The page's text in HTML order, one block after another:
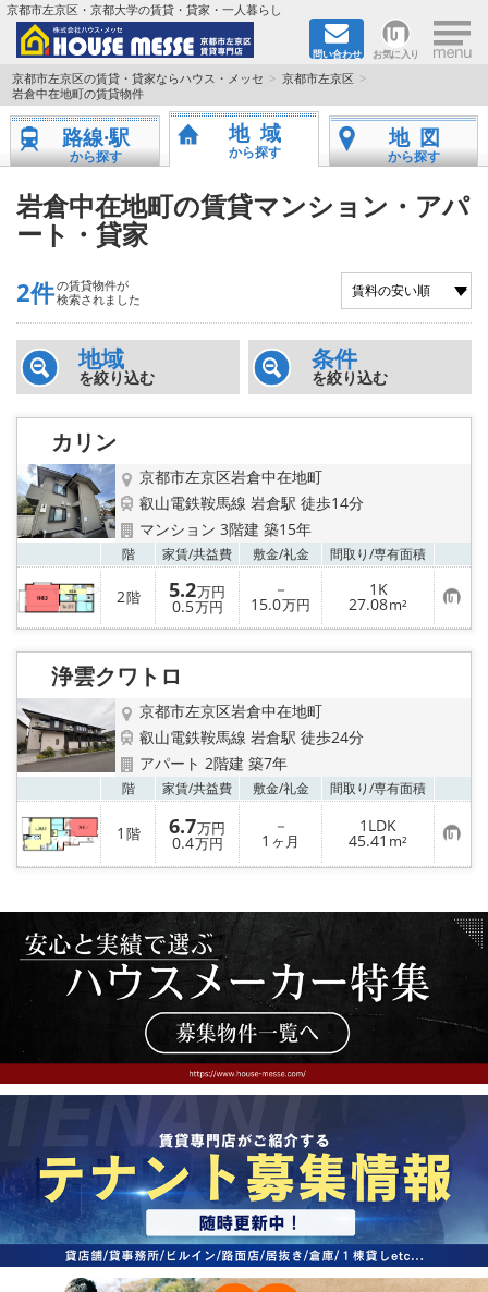
京都市左京区・京都大学の賃貸・貸家・一人暮らし
問い合わせ お気に入り ×
TOPページ
地図から検索
京都大学＆京都芸術大学生さんに
書類DL & 入居者さまへ
家族で住むならマンション？賃家？
一人暮らしの物件特集
ペット相談OKの賃貸！
特選物件
ハウスメーカー施工特集！
路線·駅から探す
IT重説について
スタッフ紹介
賃貸管理の北白川店
店舗情報·アクセス
メールでお問い合わせ
京都市左京区の賃貸・貸家ならハウス・メッセ
京都市左京区
岩倉中在地町の賃貸物件
路線·駅
から探す
地域
から探す
地図
から探す
岩倉中在地町の賃貸マンション・アパ
ート・貸家
2件の賃貸物件が
検索されました
地域
を絞り込む
条件
を絞り込む
カリン
京都市左京区岩倉中在地町
叡山電鉄鞍馬線 岩倉駅 徒歩14分
マンション 3階建 築15年
階 家賃/共益費 敷金/礼金 間取り/専有面積
2階 5.2万円
0.5万円
－
15.0万円
1K
27.08m² お
気
に
入
浄雲クワトロ
京都市左京区岩倉中在地町
叡山電鉄鞍馬線 岩倉駅 徒歩24分
アパート 2階建 築7年
階 家賃/共益費 敷金/礼金 間取り/専有面積
1 階 6.7万円
0.4万円
－
1 ヶ月
1LDK
45.41 m² お
気
に
登